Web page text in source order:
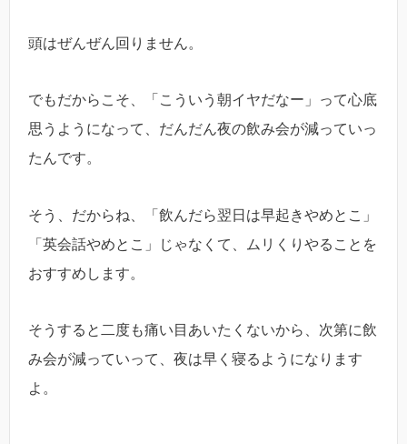
頭はぜんぜん回りません。
でもだからこそ、「こういう朝イヤだなー」って心底
思うようになって、だんだん夜の飲み会が減っていっ
たんです。
そう、だからね、「飲んだら翌日は早起きやめとこ」
「英会話やめとこ」じゃなくて、ムリくりやることを
おすすめします。
そうすると二度も痛い目あいたくないから、次第に飲
み会が減っていって、夜は早く寝るようになります
よ。